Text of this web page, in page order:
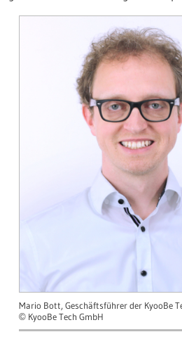
Mario Bott, Geschäftsführer der KyooBe
© KyooBe Tech GmbH